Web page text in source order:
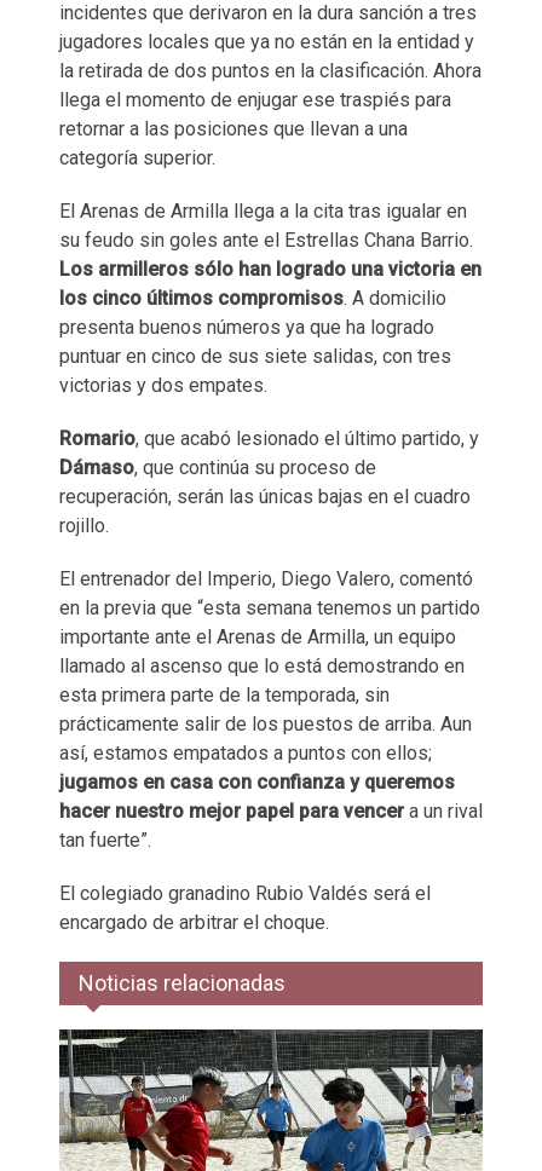
incidentes que derivaron en la dura sanción a tres
jugadores locales que ya no están en la entidad y
la retirada de dos puntos en la clasificación. Ahora
llega el momento de enjugar ese traspiés para
retornar a las posiciones que llevan a una
categoría superior.
El Arenas de Armilla llega a la cita tras igualar en
su feudo sin goles ante el Estrellas Chana Barrio.
Los armilleros sólo han logrado una victoria en
los cinco últimos compromisos. A domicilio
presenta buenos números ya que ha logrado
puntuar en cinco de sus siete salidas, con tres
victorias y dos empates.
Romario, que acabó lesionado el último partido, y
Dámaso, que continúa su proceso de
recuperación, serán las únicas bajas en el cuadro
rojillo.
El entrenador del Imperio, Diego Valero, comentó
en la previa que “esta semana tenemos un partido
importante ante el Arenas de Armilla, un equipo
llamado al ascenso que lo está demostrando en
esta primera parte de la temporada, sin
prácticamente salir de los puestos de arriba. Aun
así, estamos empatados a puntos con ellos;
jugamos en casa con confianza y queremos
hacer nuestro mejor papel para vencera un rival
tan fuerte”.
El colegiado granadino Rubio Valdés será el
encargado de arbitrar el choque.
Noticias relacionadas